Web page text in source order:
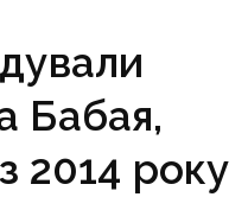
Бабая,
2014 року